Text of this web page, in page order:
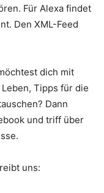
Für Alexa findet
Den XML-Feed
dich mit
Tipps für die
Dann
und triff über
uns: